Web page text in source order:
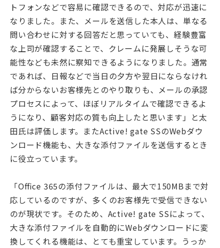
トフォンなどで容易に確認できるので、対応が迅速に
なりました。また、メールを送信した本人は、単なる
問い合わせに対する回答だと思っていても、経験豊富
な上司が確認することで、クレームに発展しそうな可
能性なども未然に察知できるようになりました。通常
であれば、日報などで当日の夕方や翌日にならなけれ
ば分からないお客様先とのやり取りも、メールの承認
プロセスによって、ほぼリアルタイムで確認できるよ
うになり、顧客対応の質も向上したと思います」と太
田氏は評価します。またActive! gate SSのWebダウ
ンロード機能も、大きな添付ファイルを送信するとき
に役立っています。
「Oﬃce 365の添付ファイルは、最大で150MBまで対
応しているのですが、多くのお客様先で受信できない
のが現状です。そのため、Active! gate SSによって、
大きな添付ファイルを自動的にWebダウンロードに変
換してくれる機能は、とても重宝しています。うっか